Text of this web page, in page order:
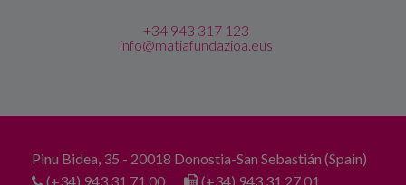
+34 943 317 123
info@matiafundazioa.eus
Pinu Bidea, 35 - 20018 Donostia-San Sebastián (Spain)
(+34) 943 31 71 00
(+34) 943 31 27 01